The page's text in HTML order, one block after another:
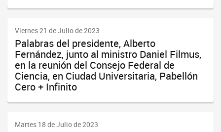
Viernes 21 de Julio de 2023
Palabras del presidente, Alberto
Fernández, junto al ministro Daniel Filmus,
en la reunión del Consejo Federal de
Ciencia, en Ciudad Universitaria, Pabellón
Cero + Infinito
Martes 18 de Julio de 2023